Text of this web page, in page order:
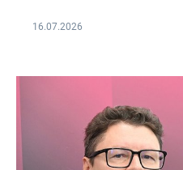
16.07.2026